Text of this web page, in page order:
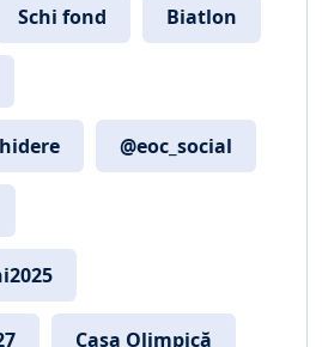
Schi fond Biatlon
@eoc_social
Casa Olimpică